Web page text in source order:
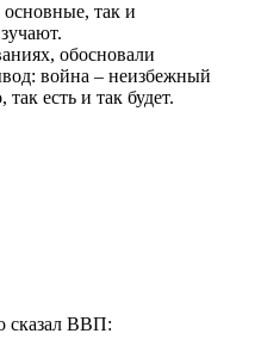
так и
обосновали
война – неизбежный
есть и так будет.
сказал ВВП: